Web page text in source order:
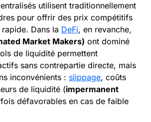
utilisent traditionnellement
pour offrir des prix compétitifs
Dans la DeFi, en revanche,
Market Makers) ont dominé
de liquidité permettent
sans contrepartie directe, mais
inconvénients : slippage, coûts
de liquidité (impermanent
défavorables en cas de faible